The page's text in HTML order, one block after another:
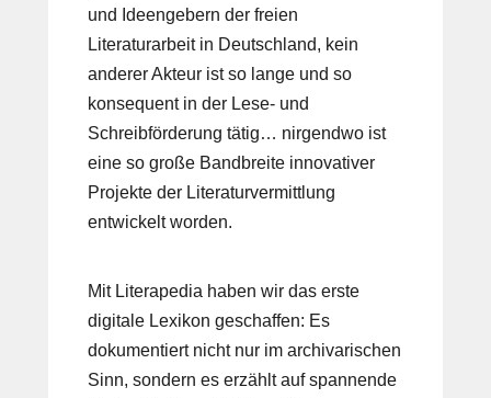
und Ideengebern der freien
Literaturarbeit in Deutschland, kein
anderer Akteur ist so lange und so
konsequent in der Lese- und
Schreibförderung tätig… nirgendwo ist
eine so große Bandbreite innovativer
Projekte der Literaturvermittlung
entwickelt worden.
Mit Literapedia haben wir das erste
digitale Lexikon geschaffen: Es
dokumentiert nicht nur im archivarischen
Sinn, sondern es erzählt auf spannende